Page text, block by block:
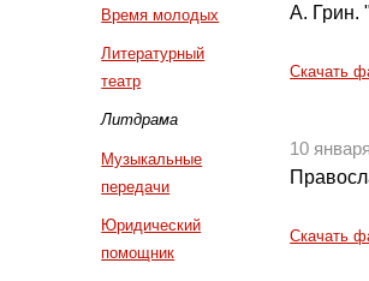
Время молодых
Литературный
театр
Литдрама
Музыкальные
передачи
Юридический
помощник
А. Грин.
Скачать
10
Скачать